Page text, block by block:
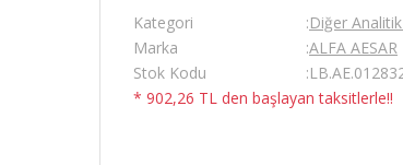
Kategori
Diğer
Marka
ALFA AESAR
Stok Kodu
* 902,26 TL den başlayan taksitlerle!!